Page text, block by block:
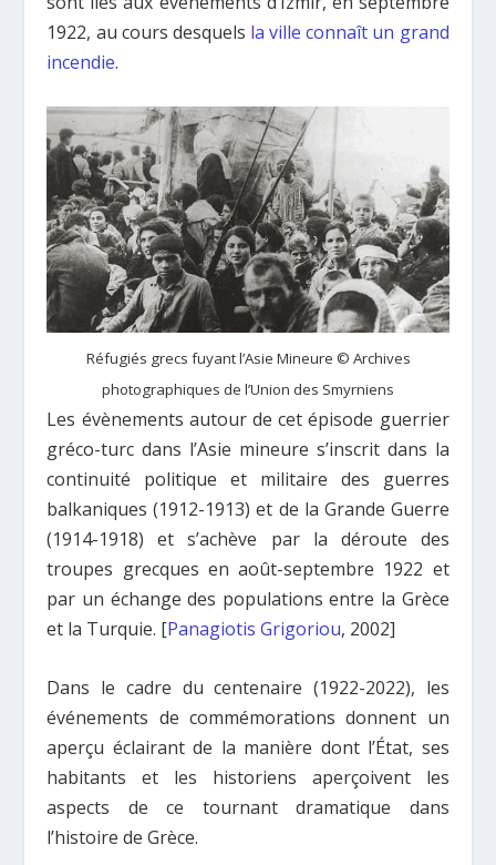
1922, au cours desquels la ville connaît un grand
incendie.
Réfugiés grecs fuyant l’Asie Mineure © Archives
photographiques de l’Union des Smyrniens
Les évènements autour de cet épisode guerrier
gréco-turc dans l’Asie mineure s’inscrit dans la
continuité politique et militaire des guerres
balkaniques (1912-1913) et de la Grande Guerre
(1914-1918) et s’achève par la déroute des
troupes grecques en août-septembre 1922 et
par un échange des populations entre la Grèce
et la Turquie. [Panagiotis Grigoriou, 2002]
Dans le cadre du centenaire (1922-2022), les
événements de commémorations donnent un
aperçu éclairant de la manière dont l’État, ses
habitants et les historiens aperçoivent les
aspects de ce tournant dramatique dans
l’histoire de Grèce.